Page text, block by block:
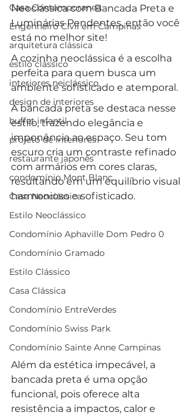
Casa Contemporanea
Engenheiro Civil em Campinas
arquitetura clássica
estilo clássico
interiores neiclássico
design de interiores
buffet infantil
projeto de interiores
restaurante japonês
condomínio Mont Blanc
Casa Neoclássica
Estilo Neoclássico
Condomínio Aphaville Dom Pedro 0
Condomínio Gramado
Estilo Clássico
Casa Clássica
Condomínio EntreVerdes
Condomínio Swiss Park
Condomínio Sainte Anne Campinas
Neoclássica com Bancada Preta e
Luminárias Pendentes, então você
está no melhor site!
A cozinha neoclássica é a escolha
perfeita para quem busca um
ambiente sofisticado e atemporal.
A bancada preta se destaca nesse
estilo, trazendo elegância e
imponência ao espaço. Seu tom
escuro cria um contraste refinado
com armários em cores claras,
resultando em um equilíbrio visual
harmonioso e sofisticado.
Além da estética impecável, a
bancada preta é uma opção
funcional, pois oferece alta
resistência a impactos, calor e